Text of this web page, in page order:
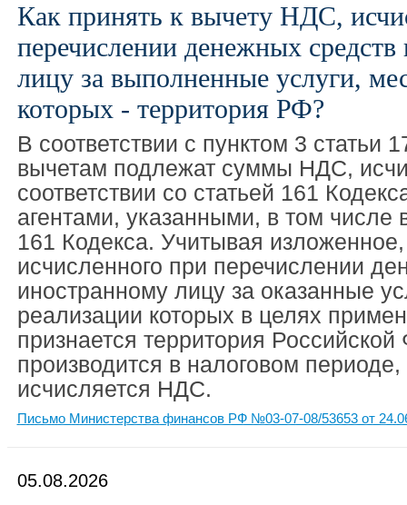
Как принять к вычету НДС,
перечислении денежных
лицу за выполненные услуги,
которых - территория РФ?
В соответствии с пунктом 3 статьи
вычетам подлежат суммы НДС,
соответствии со статьей 161
агентами, указанными, в том числе
161 Кодекса. Учитывая
исчисленного при перечислении
иностранному лицу за оказанные
реализации которых в целях
признается территория
производится в налоговом периоде,
исчисляется НДС.
Письмо Министерства финансов РФ №03-07-08/53653 от
05.08.2026